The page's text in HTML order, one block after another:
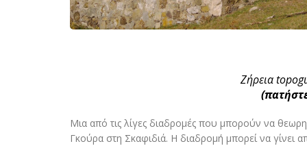
Ζήρεια
Μια από τις λίγες διαδρομές που μπορούν να
Γκούρα στη Σκαφιδιά. Η διαδρομή μπορεί να γίνει